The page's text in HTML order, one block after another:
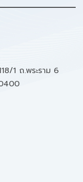
1 ถ.พระราม 6